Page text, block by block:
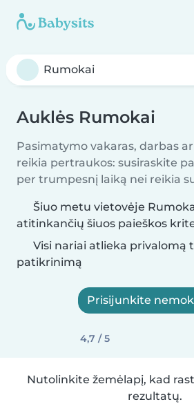
Auklės Rumokai
Pasimatymo vakaras, darbas
reikia pertraukos: susiraskite
per trumpesnį laiką nei reikia
Šiuo metu vietovėje
atitinkančių šiuos paieškos
Visi nariai atlieka privalomą
patikrinimą
Prisijunkite
4,7 / 5
Nutolinkite žemėlapį, kad
rezultatų.